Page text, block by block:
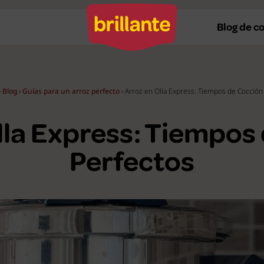
Recetas a la plancha
Recetas con Thermomix
Recetas en microondas
Recetas veganas
Ver todas
Blog de
› Blog › Guías para un arroz perfecto ›Arroz en Olla Express: Tiempos de
Express:
Perfectos